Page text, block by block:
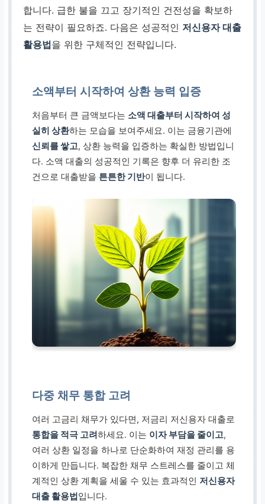
합니다. 급한 불을 끄고 장기적인 건전성을 확보하
는 전략이 필요하죠. 다음은 성공적인 저신용자 대출
활용법을 위한 구체적인 전략입니다.
소액부터 시작하여 상환 능력 입증
처음부터 큰 금액보다는 소액 대출부터 시작하여 성
실히 상환하는 모습을 보여주세요. 이는 금융기관에
신뢰를 쌓고, 상환 능력을 입증하는 확실한 방법입니
다. 소액 대출의 성공적인 기록은 향후 더 유리한 조
건으로 대출받을 튼튼한 기반이 됩니다.
다중 채무 통합 고려
여러 고금리 채무가 있다면, 저금리 저신용자 대출로
통합을 적극 고려하세요. 이는 이자 부담을 줄이고,
여러 상환 일정을 하나로 단순화하여 재정 관리를 용
이하게 만듭니다. 복잡한 채무 스트레스를 줄이고 체
계적인 상환 계획을 세울 수 있는 효과적인 저신용자
대출 활용법 입니다.